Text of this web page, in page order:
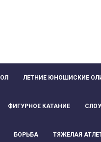
ЛЕТНИЕ ЮНОШИСКИЕ
ФИГУРНОЕ КАТАНИЕ
БОРЬБА ТЯЖЕЛАЯ